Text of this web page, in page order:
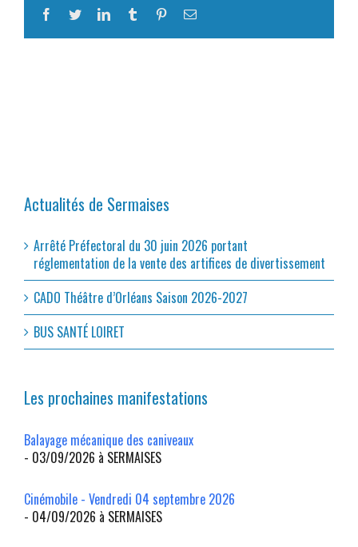
Facebook
TwitterLinkedInTumblr PinterestEmail
Actualités de Sermaises
Arrêté Préfectoral du 30 juin 2026 portant
réglementation de la vente des artifices de divertissement
CADO Théâtre d’Orléans Saison 2026-2027
BUS SANTÉ LOIRET
Les prochaines manifestations
Balayage mécanique des caniveaux
- 03/09/2026 à SERMAISES
Cinémobile - Vendredi 04 septembre 2026
- 04/09/2026 à SERMAISES